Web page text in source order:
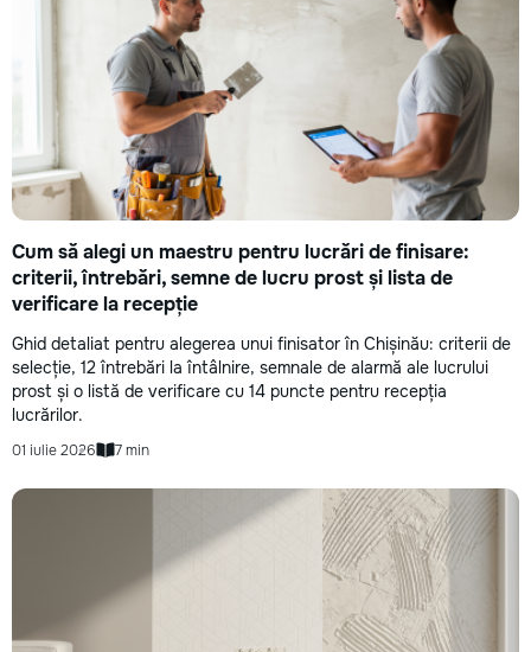
Cum să alegi un maestru pentru lucrări de finisare:
criterii, întrebări, semne de lucru prost și lista de
verificare la recepție
Ghid detaliat pentru alegerea unui finisator în Chișinău: criterii de
selecție, 12 întrebări la întâlnire, semnale de alarmă ale lucrului
prost și o listă de verificare cu 14 puncte pentru recepția
lucrărilor.
01 iulie 2026 7 min